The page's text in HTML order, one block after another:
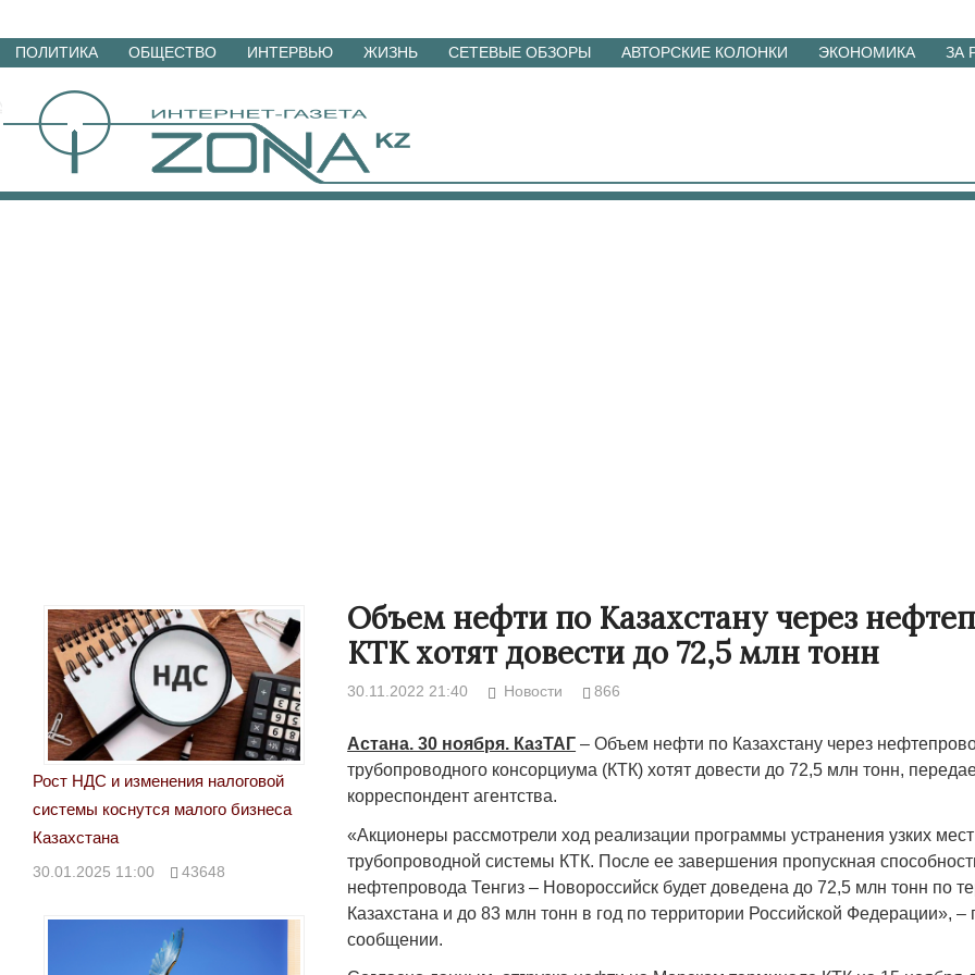
Перейти
материалам
ПОЛИТИКА ОБЩЕСТВО ИНТЕРВЬЮ ЖИЗНЬ СЕТЕВЫЕ ОБЗОРЫ АВТОРСКИЕ КОЛОНКИ ЭКОНОМИКА ЗА
Объем нефти по Казахстану через
КТК хотят довести до 72,5 млн тонн
30.11.2022 21:40 Новости 866
Астана. 30 ноября. КазТАГ – Объем нефти по Казахстану через
трубопроводного консорциума (КТК) хотят довести до 72,5 млн тонн,
корреспондент агентства.
«Акционеры рассмотрели ход реализации программы устранения узких мест
трубопроводной системы КТК. После ее завершения пропускная
нефтепровода Тенгиз – Новороссийск будет доведена до 72,5 млн тонн по
Казахстана и до 83 млн тонн в год по территории Российской Федерации», –
сообщении.
Рост НДС и изменения налоговой
системы коснутся малого бизнеса
Казахстана
30.01.2025 11:00 43648
Народ выбрал свет
17.10.2024 17:00 29972
Странная забастовка в Жанаозене.
Дарига не ждёт конфискации.
Авиакомпании сравнили с
мошенниками
30.10.2024 14:00
«Новый Казахстан не говорит всей
правды»
29.10.2024 09:00 39623
Лондон может
28.10.2024